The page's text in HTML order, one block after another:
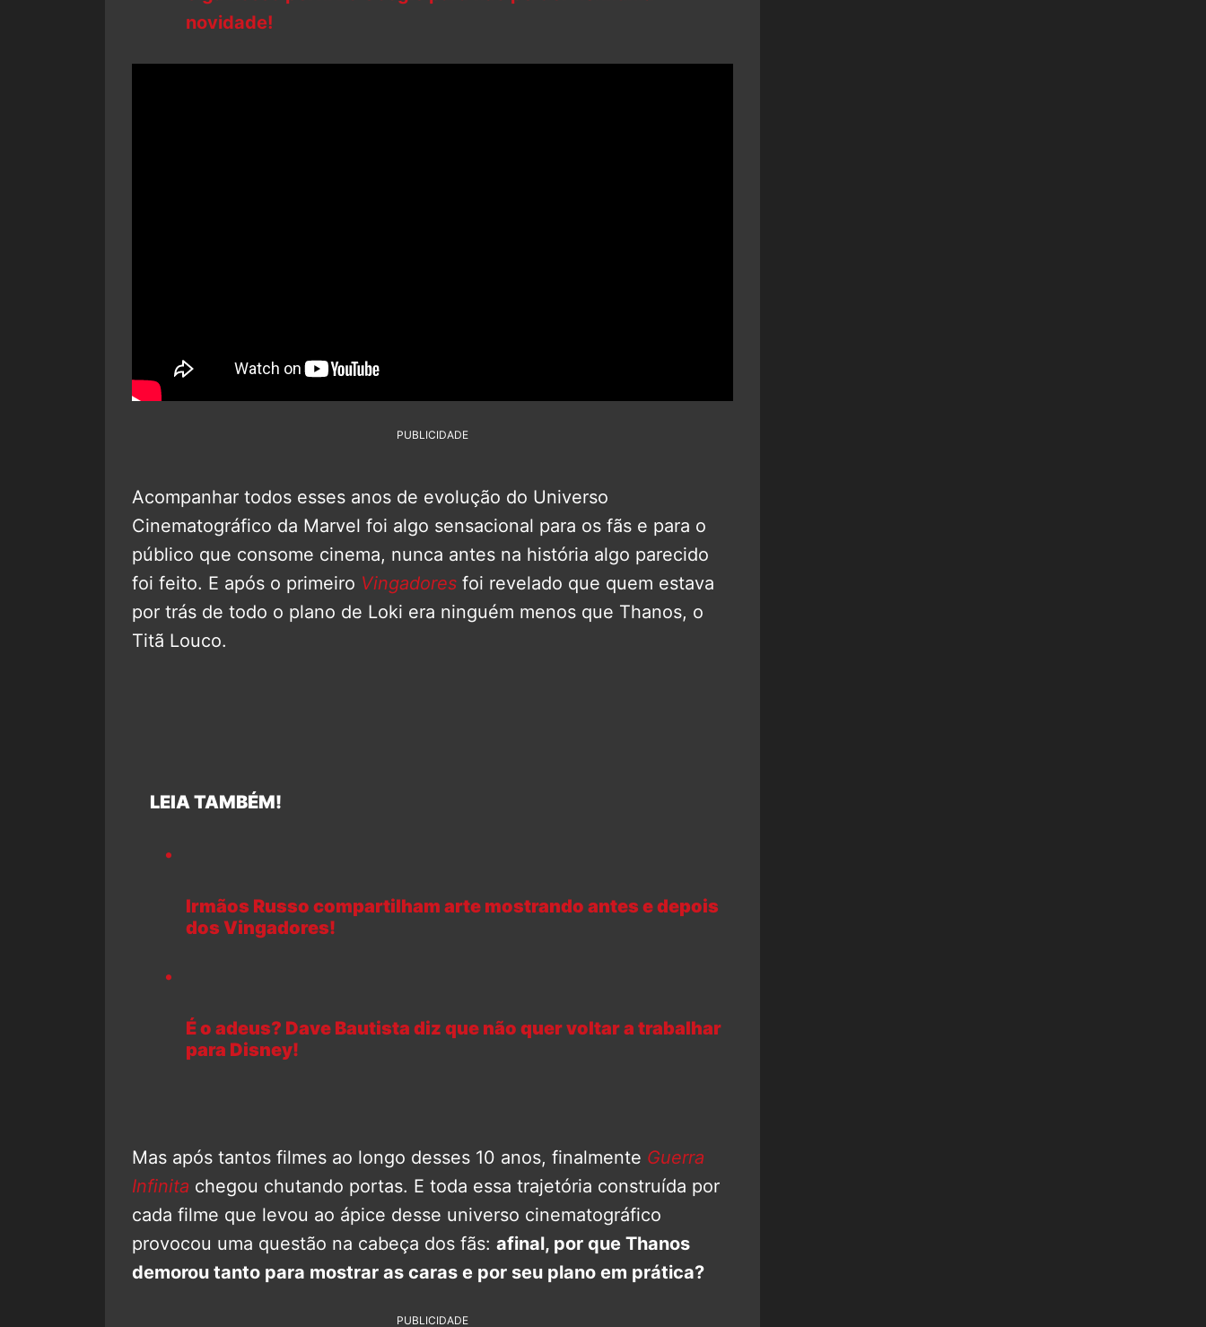
novidade!
PUBLICIDADE
Acompanhar todos esses anos de evolução do Universo
Cinematográfico da Marvel foi algo sensacional para os fãs e para o
público que consome cinema, nunca antes na história algo parecido
foi feito. E após o primeiro Vingadores foi revelado que quem estava
por trás de todo o plano de Loki era ninguém menos que Thanos, o
Titã Louco.
LEIA TAMBÉM!
Irmãos Russo compartilham arte mostrando antes e depois
dos Vingadores!
É o adeus? Dave Bautista diz que não quer voltar a trabalhar
para Disney!
Mas após tantos filmes ao longo desses 10 anos, finalmente Guerra
Infinita chegou chutando portas. E toda essa trajetória construída por
cada filme que levou ao ápice desse universo cinematográfico
provocou uma questão na cabeça dos fãs: afinal, por que Thanos
demorou tanto para mostrar as caras e por seu plano em prática?
PUBLICIDADE